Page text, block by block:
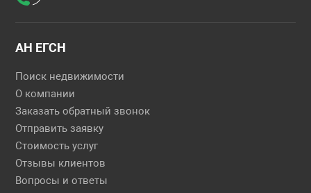
АН ЕГСН
Поиск недвижимости
О компании
Заказать обратный звонок
Отправить заявку
Стоимость услуг
Отзывы клиентов
Вопросы и ответы